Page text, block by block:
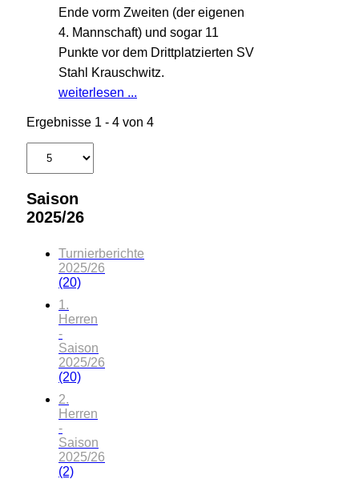
Ende vorm Zweiten (der eigenen
4. Mannschaft) und sogar 11
Punkte vor dem Drittplatzierten SV
Stahl Krauschwitz.
weiterlesen ...
Ergebnisse 1 - 4 von 4
Saison
2025/26
Turnierberichte
2025/26
(20)
1.
Herren
-
Saison
2025/26
(20)
2.
Herren
-
Saison
2025/26
(2)